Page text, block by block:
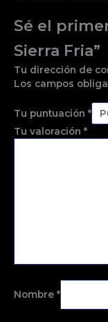
Sé el
Sierra Fria”
Tu dirección de
Los campos
Tu puntuación *
Tu valoración *
Nombre *